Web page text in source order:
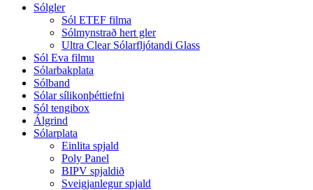
Sólgler
Sól ETEF filma
Sólmynstrað hert gler
Ultra Clear Sólarfljótandi Glass
Sól Eva filmu
Sólarbakplata
Sólband
Sólar sílikonþéttiefni
Sól tengibox
Álgrind
Sólarplata
Einlita spjald
Poly Panel
BIPV spjaldið
Sveigjanlegur spjald